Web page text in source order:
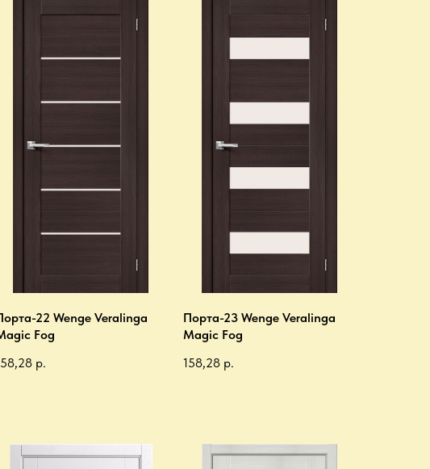
22 Wenge Veralinga
Fog
р.
Порта-23 Wenge Veralinga
Magic Fog
158,28 р.